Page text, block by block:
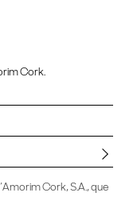
Cork.
Cork, S.A., que